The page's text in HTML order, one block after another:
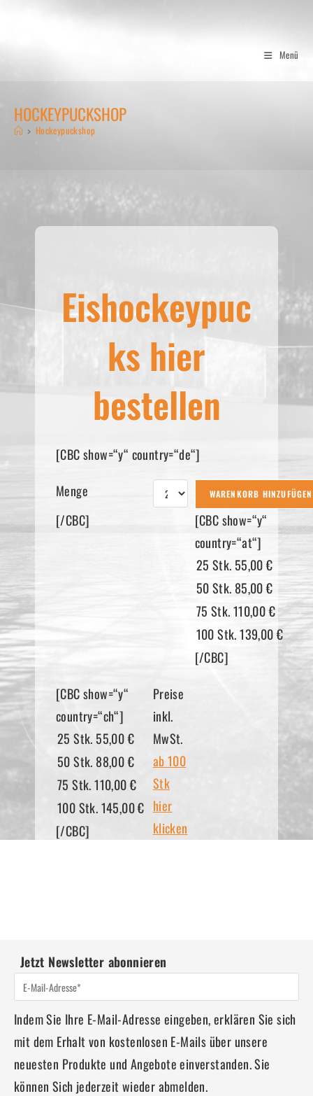
Menü
HOCKEYPUCKSHOP
> Hockeypuckshop
Eishockeypuc
ks hier
bestellen
[CBC show=“y“ country=“de“]
Menge
[/CBC]
[CBC show=“y“
country=“at“]
[/CBC]
[CBC show=“y“
country=“ch“]
[/CBC]
Preise
inkl.
MwSt.
ab 100
Stk
hier
klicken
Jetzt Newsletter abonnieren
Indem Sie Ihre E-Mail-Adresse eingeben, erklären Sie sich
mit dem Erhalt von kostenlosen E-Mails über unsere
neuesten Produkte und Angebote einverstanden. Sie
können Sich jederzeit wieder abmelden.